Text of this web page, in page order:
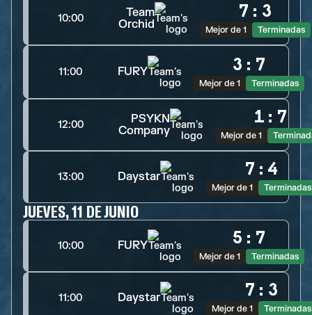
10:00
Team
Orchid
7 : 3
Mejor de 1 Terminadas
11:00 FURY 3 : 7
Mejor de 1 Terminadas
12:00
PSYKN
Company
1 : 7
Mejor de 1
13:00 Daystar 7 : 4
Mejor de 1 Terminadas
JUEVES, 11 DE JUNIO
10:00 FURY 5 : 7
Mejor de 1 Terminadas
11:00 Daystar 7 : 3
Mejor de 1 Terminadas